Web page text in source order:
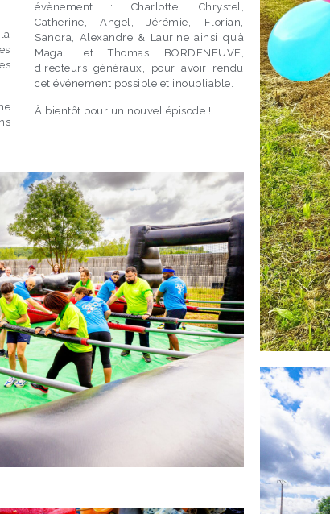
évènement : Charlotte, Chrystel,
Catherine, Angel, Jérémie, Florian,
Sandra, Alexandre & Laurine ainsi qu’à
Magali et Thomas BORDENEUVE,
directeurs généraux, pour avoir rendu
cet événement possible et inoubliable.
À bientôt pour un nouvel épisode !